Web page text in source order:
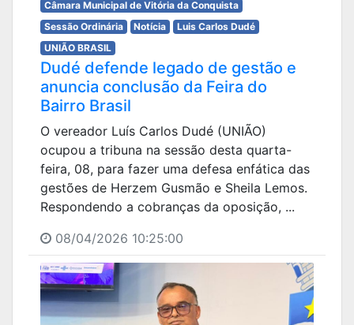
Câmara Municipal de Vitória da Conquista
Sessão Ordinária
Notícia
Luis Carlos Dudé
UNIÃO BRASIL
Dudé defende legado de gestão e
anuncia conclusão da Feira do
Bairro Brasil
O vereador Luís Carlos Dudé (UNIÃO)
ocupou a tribuna na sessão desta quarta-
feira, 08, para fazer uma defesa enfática das
gestões de Herzem Gusmão e Sheila Lemos.
Respondendo a cobranças da oposição, ...
08/04/2026 10:25:00